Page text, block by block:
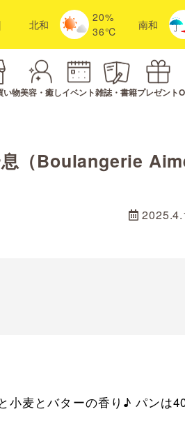
北和
20%
36℃
南和
い物美容・癒しイベント雑誌・書籍プレゼント
息（Boulangerie
小麦とバターの香り♪ パンは